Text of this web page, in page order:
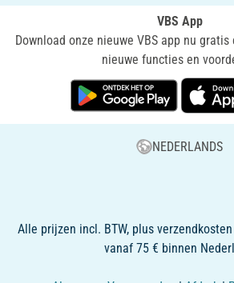
VBS App
Download onze nieuwe VBS app nu
nieuwe functies en
NEDERLANDS
Alle prijzen incl. BTW, plus
vanaf 75 € binnen